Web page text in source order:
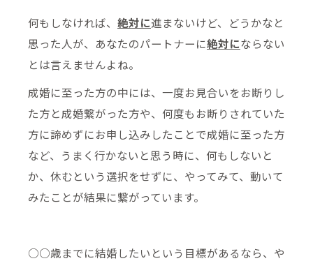
何もしなければ、 絶対に進まないけど、どうかなと
思った人が、あなたのパートナーに絶対にならない
とは言えませんよね。
成婚に至った方の中には、一度お見合いをお断りし
た方と成婚繋がった方や、何度もお断りされていた
方に諦めずにお申し込みしたことで成婚に至った方
など、うまく行かないと思う時に、何もしないと
か、休むという選択をせずに、やってみて、動いて
みたことが結果に繋がっています。
○○歳までに結婚したいという目標があるなら、や